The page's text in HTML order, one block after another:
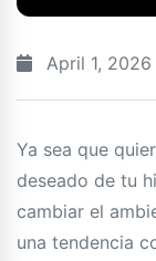
April 1, 2026
Ya sea que
deseado de tu
cambiar el
una tendencia